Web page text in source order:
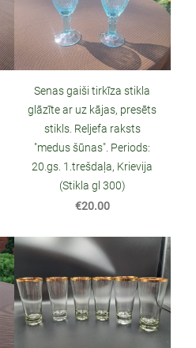
Senas gaiši tirkīza stikla
glāzīte ar uz kājas, presēts
stikls. Reljefa raksts
"medus šūnas". Periods:
20.gs. 1.trešdaļa, Krievija
(Stikla gl 300)
€20.00